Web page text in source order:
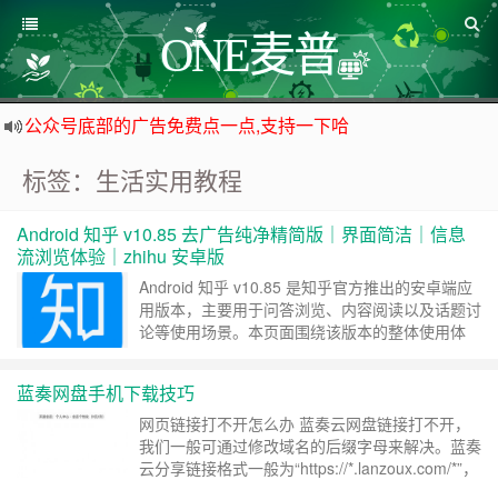
ONE麦普
公众号底部的广告免费点一点,支持一下哈
如下载链接被封,请在网站留言给我们
站点自营在大陆可用的香港流量卡，可以做的事情很多，感兴趣的点击站内广告图
标签：生活实用教程
Android 知乎 v10.85 去广告纯净精简版｜界面简洁｜信息
流浏览体验｜zhihu 安卓版
Android 知乎 v10.85 是知乎官方推出的安卓端应
用版本，主要用于问答浏览、内容阅读以及话题讨
论等使用场景。本页面围绕该版本的整体使用体
来看，知乎 v10.85 在内容展示与交互逻辑上延续
了平台一贯的设计风格，信息流以问答、文章与推
荐内容为主，适合用于日常知识……继续阅读 »
蓝奏网盘手机下载技巧
网页链接打不开怎么办 蓝奏云网盘链接打不开，
我们一般可通过修改域名的后缀字母来解决。蓝奏
云分享链接格式一般为“https://*.lanzoux.com/*”，